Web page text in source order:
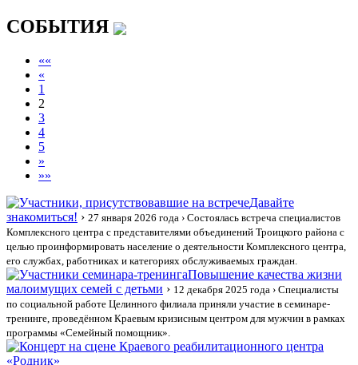
СОБЫТИЯ
««
«
1
2
3
4
5
»
»»
Давайте
знакомиться! › 27 января 2026 года › Состоялась встреча специалистов
Комплексного центра с представителями объединений Троицкого района с
целью проинформировать население о деятельности Комплексного центра,
его службах, работниках и категориях обслуживаемых граждан.
Повышение качества жизни
малоимущих семей с детьми › 12 декабря 2025 года › Специалисты
по социальной работе Целинного филиала приняли участие в семинаре-
тренинге, проведённом Краевым кризисным центром для мужчин в рамках
программы «Семейный помощник».